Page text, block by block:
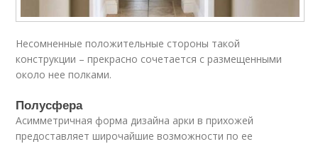
Несомненные положительные стороны такой
конструкции – прекрасно сочетается с размещенными
около нее полками.
Полусфера
Асимметричная форма дизайна арки в прихожей
предоставляет широчайшие возможности по ее